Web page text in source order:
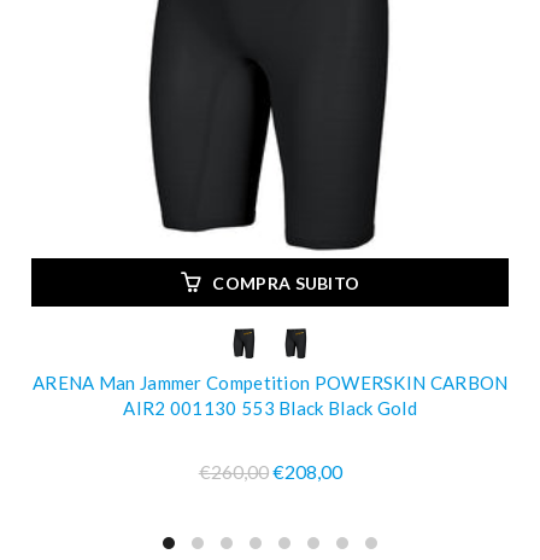
COMPRA SUBITO
ARENA Man Jammer Competition POWERSKIN CARBON
AIR2 001130 553 Black Black Gold
€260,00€208,00